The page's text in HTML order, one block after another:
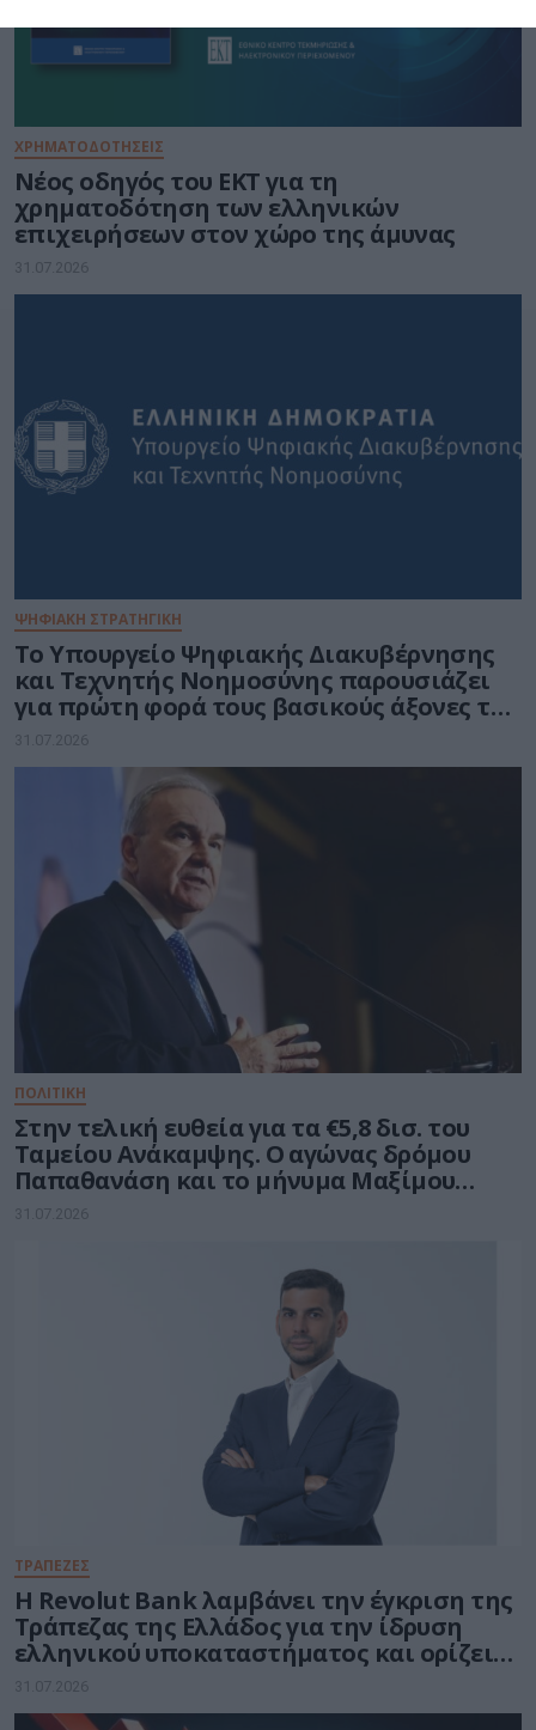
ΧΡΗΜΑΤΟΔΟΤΗΣΕΙΣ
Νέος οδηγός του ΕΚΤ για τη
χρηματοδότηση των ελληνικών
επιχειρήσεων στον χώρο της άμυνας
31.07.2026
ΨΗΦΙΑΚΗ ΣΤΡΑΤΗΓΙΚΗ
Το Υπουργείο Ψηφιακής Διακυβέρνησης
και Τεχνητής Νοημοσύνης παρουσιάζει
για πρώτη φορά τους βασικούς άξονες του
νέου Εθνικού Διαστημικού Προγράμματος
31.07.2026
ΠΟΛΙΤΙΚΗ
Στην τελική ευθεία για τα €5,8 δισ. του
Ταμείου Ανάκαμψης. Ο αγώνας δρόμου
Παπαθανάση και το μήνυμα Μαξίμου
στους υπουργούς
31.07.2026
ΤΡΑΠΕΖΕΣ
Η Revolut Bank λαμβάνει την έγκριση της
Τράπεζας της Ελλάδος για την ίδρυση
ελληνικού υποκαταστήματος και ορίζει
τον Βασίλη Αμεράνη Γενικό Διευθυντή
31.07.2026